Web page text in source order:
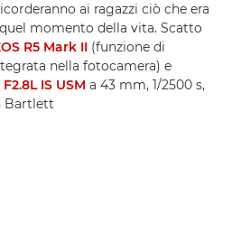
ai ragazzi ciò che era
momento della vita. Scatto
R5 Mark II (funzione di
nella fotocamera) e
IS USM a 43 mm, 1/2500 s,
Bartlett